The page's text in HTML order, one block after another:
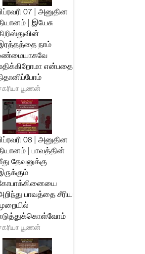
07 | அனுதின
| இயேசு
நாம்
என்பதை
பூணன்
08 | அனுதின
| பாவத்தின்
தேவனுக்கு
பாவத்தை சீரிய
பூணன்